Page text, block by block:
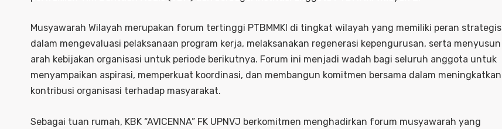
Musyawarah Wilayah merupakan forum tertinggi PTBMMKI di tingkat wilayah yang memiliki peran strategis
dalam mengevaluasi pelaksanaan program kerja, melaksanakan regenerasi kepengurusan, serta menyusun
arah kebijakan organisasi untuk periode berikutnya. Forum ini menjadi wadah bagi seluruh anggota untuk
menyampaikan aspirasi, memperkuat koordinasi, dan membangun komitmen bersama dalam meningkatkan
kontribusi organisasi terhadap masyarakat.
Sebagai tuan rumah, KBK “AVICENNA” FK UPNVJ berkomitmen menghadirkan forum musyawarah yang